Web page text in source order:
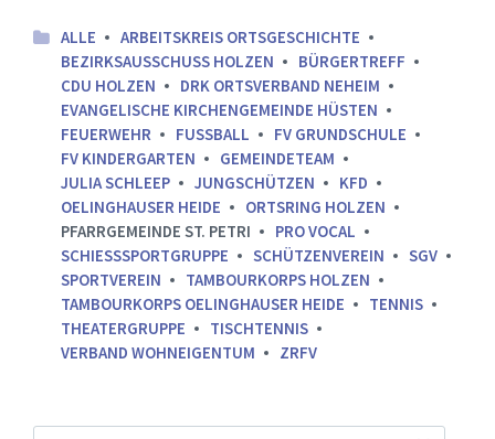
ALLE
ARBEITSKREIS ORTSGESCHICHTE
BEZIRKSAUSSCHUSS HOLZEN
BÜRGERTREFF
CDU HOLZEN
DRK ORTSVERBAND NEHEIM
EVANGELISCHE KIRCHENGEMEINDE HÜSTEN
FEUERWEHR
FUSSBALL
FV GRUNDSCHULE
FV KINDERGARTEN
GEMEINDETEAM
JULIA SCHLEEP
JUNGSCHÜTZEN
KFD
OELINGHAUSER HEIDE
ORTSRING HOLZEN
PFARRGEMEINDE ST. PETRI
PRO VOCAL
SCHIESSSPORTGRUPPE
SCHÜTZENVEREIN
SGV
SPORTVEREIN
TAMBOURKORPS HOLZEN
TAMBOURKORPS OELINGHAUSER HEIDE
TENNIS
THEATERGRUPPE
TISCHTENNIS
VERBAND WOHNEIGENTUM
ZRFV